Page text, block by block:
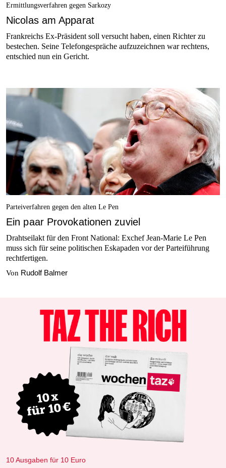
Ermittlungsverfahren gegen Sarkozy
Nicolas am Apparat
Frankreichs Ex-Präsident soll versucht haben, einen Richter zu
bestechen. Seine Telefongespräche aufzuzeichnen war rechtens,
entschied nun ein Gericht.
Parteiverfahren gegen den alten Le Pen
Ein paar Provokationen zuviel
Drahtseilakt für den Front National: Exchef Jean-Marie Le Pen
muss sich für seine politischen Eskapaden vor der Parteiführung
rechtfertigen.
Von Rudolf Balmer
10 Ausgaben für 10 Euro